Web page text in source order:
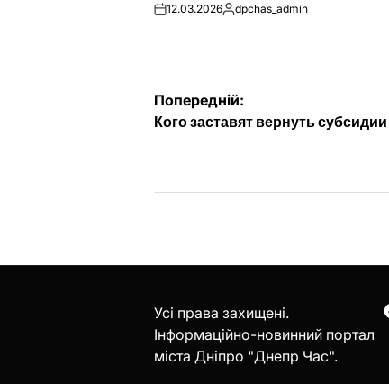
on12.03.2026Опубліковано
dpchas_admin
Навігація
Попередній:
Кого заставят вернуть субсидии
Усі права захищені.
Інформаційно-новинний портал
міста Дніпро "Днепр Час".